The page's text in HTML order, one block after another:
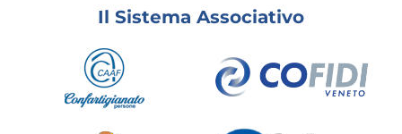
Il Sistema Associativo